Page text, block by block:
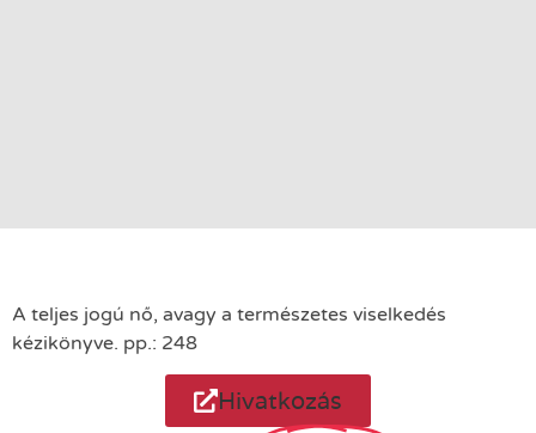
A teljes jogú nő, avagy a természetes viselkedés
kézikönyve. pp.: 248
Hivatkozás